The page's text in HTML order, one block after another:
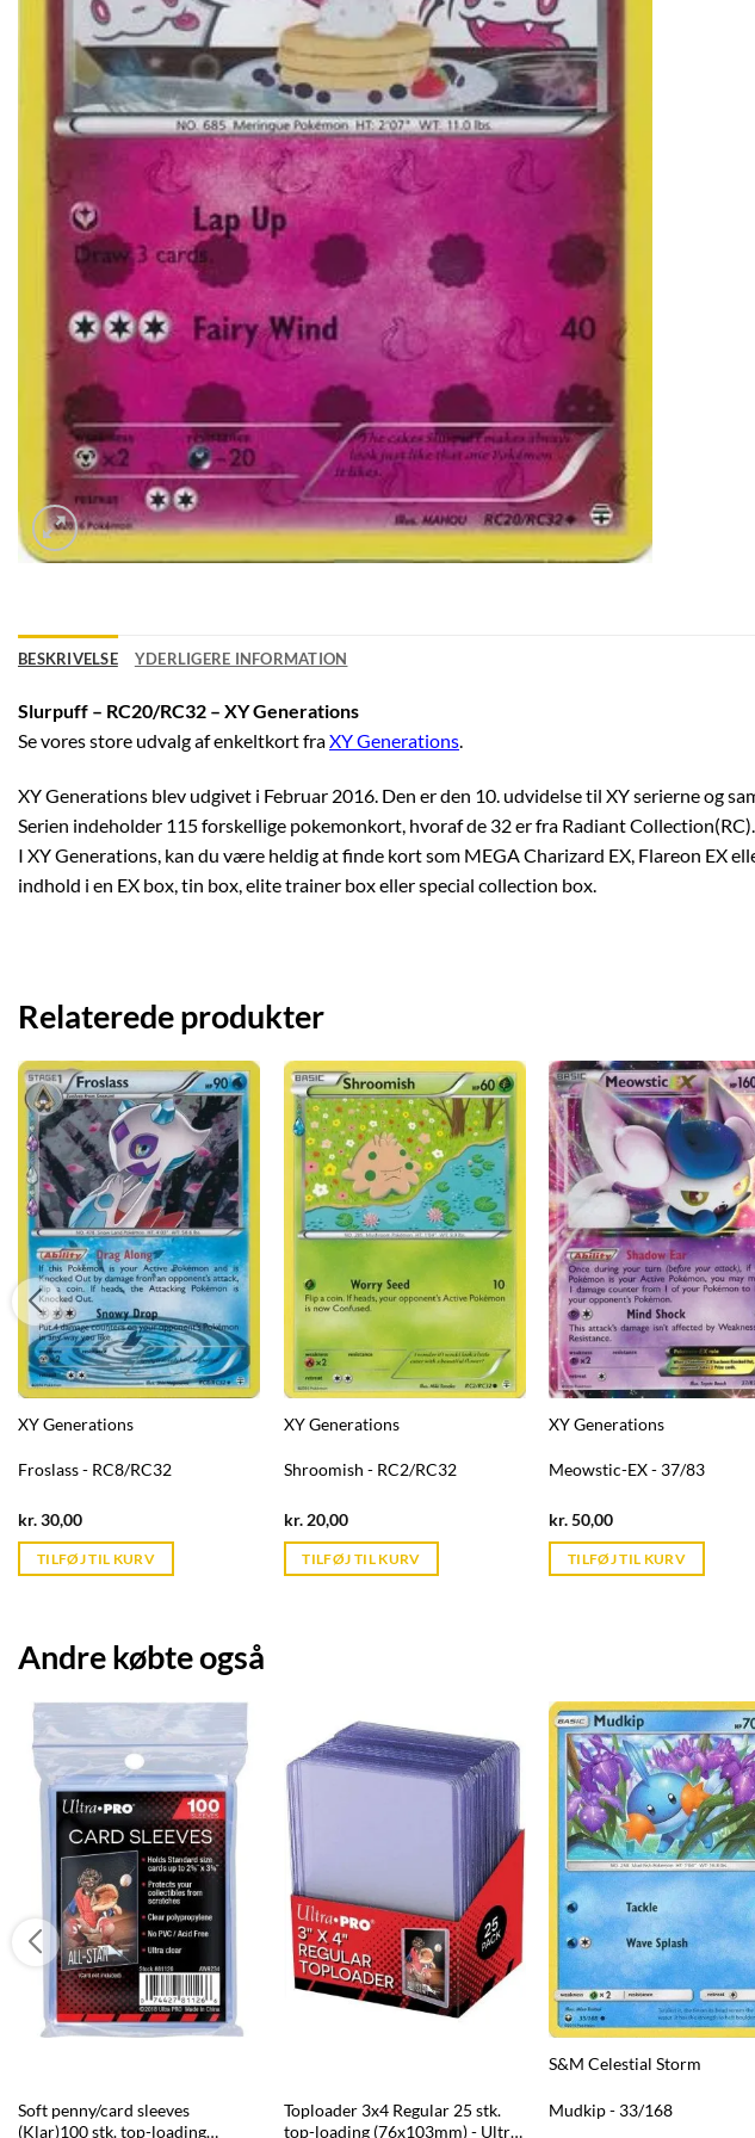
BESKRIVELSE YDERLIGERE INFORMATION
Slurpuff – RC20/RC32 – XY Generations
Se vores store udvalg af enkeltkort fraXY Generations.
XY Generations blev udgivet i Februar 2016. Den er den 10. udvidelse til XY serierne og
Serien indeholder 115 forskellige pokemonkort, hvoraf de 32 er fra Radiant
I XY Generations, kan du være heldig at finde kort som MEGA Charizard EX, Flareon EX
indhold i en EX box, tin box, elite trainer box eller special collection box.
Relaterede produkter
XY Generations
Froslass - RC8/RC32
kr.30,00Current
is:
kr. 39,95.
TILFØJ TIL KURV
XY Generations
Shroomish - RC2/RC32
kr.20,00Current
is:
kr. 39,95.
TILFØJ TIL KURV
XY Generations
Meowstic-EX - 37/83
kr.50,00Current
is:
kr. 39,95.
TILFØJ TIL KURV
Andre købte også
Soft penny/card sleeves
(Klar)100 stk. top-loading
Toploader 3x4 Regular 25 stk.
top-loading (76x103mm) - Ultra
S&M Celestial Storm
Mudkip - 33/168